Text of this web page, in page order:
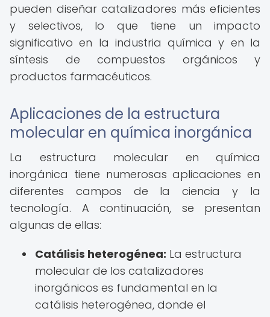
pueden diseñar catalizadores más eficientes
y selectivos, lo que tiene un impacto
significativo en la industria química y en la
síntesis de compuestos orgánicos y
productos farmacéuticos.
Aplicaciones de la estructura
molecular en química inorgánica
La estructura molecular en química
inorgánica tiene numerosas aplicaciones en
diferentes campos de la ciencia y la
tecnología. A continuación, se presentan
algunas de ellas:
Catálisis heterogénea: La estructura
molecular de los catalizadores
inorgánicos es fundamental en la
catálisis heterogénea, donde el